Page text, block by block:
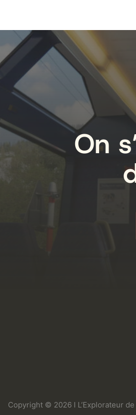
On
Copyright © 2026 I L’Explorateur